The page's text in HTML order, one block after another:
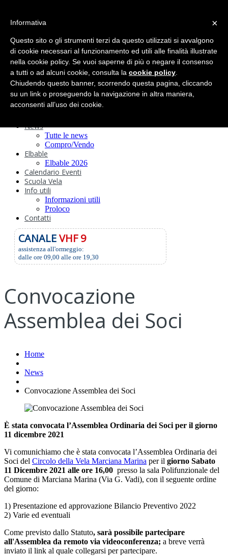
Circolo
Statuto e
Regolamenti
Storia
Ormeggi
Sede e Servizi
Attività
Safeguarding
News
Tutte le news
Compro/Vendo
Elbable
Elbable 2026
Calendario Eventi
Scuola Vela
Info utili
Informazioni utili
Proloco
Contatti
CANALEVHF 9
assistenza all'ormeggio:
dalle ore 09,00 alle ore 19,30
Convocazione
Assemblea dei Soci
Home
News
Convocazione Assemblea dei Soci
È stata convocata l’Assemblea Ordinaria dei Soci per il giorno
11 dicembre 2021
Vi comunichiamo che è stata convocata l’Assemblea Ordinaria dei
Soci del Circolo della Vela Marciana Marina per il giorno Sabato
11 Dicembre 2021 alle ore 16,00 presso la sala Polifunzionale del
Comune di Marciana Marina (Via G. Vadi), con il seguente ordine
del giorno:
1) Presentazione ed approvazione Bilancio Preventivo 2022
2) Varie ed eventuali
Come previsto dallo Statuto, sarà possibile partecipare
all'Assemblea da remoto via videoconferenza; a breve verrà
inviato il link al quale collegarsi per partecipare.
×
Informativa
Questo sito o gli strumenti terzi da questo utilizzati si avvalgono
di cookie necessari al funzionamento ed utili alle finalità illustrate
nella cookie policy. Se vuoi saperne di più o negare il consenso
a tutti o ad alcuni cookie, consulta la cookie policy
Chiudendo questo banner, scorrendo questa pagina, cliccando
su un link o proseguendo la navigazione in altra maniera,
acconsenti all’uso dei cookie.